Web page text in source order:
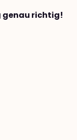
genau richtig!